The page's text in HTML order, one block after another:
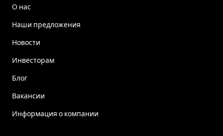
О нас
Наши предложения
Новости
Инвесторам
Блог
Вакансии
Информация о компании